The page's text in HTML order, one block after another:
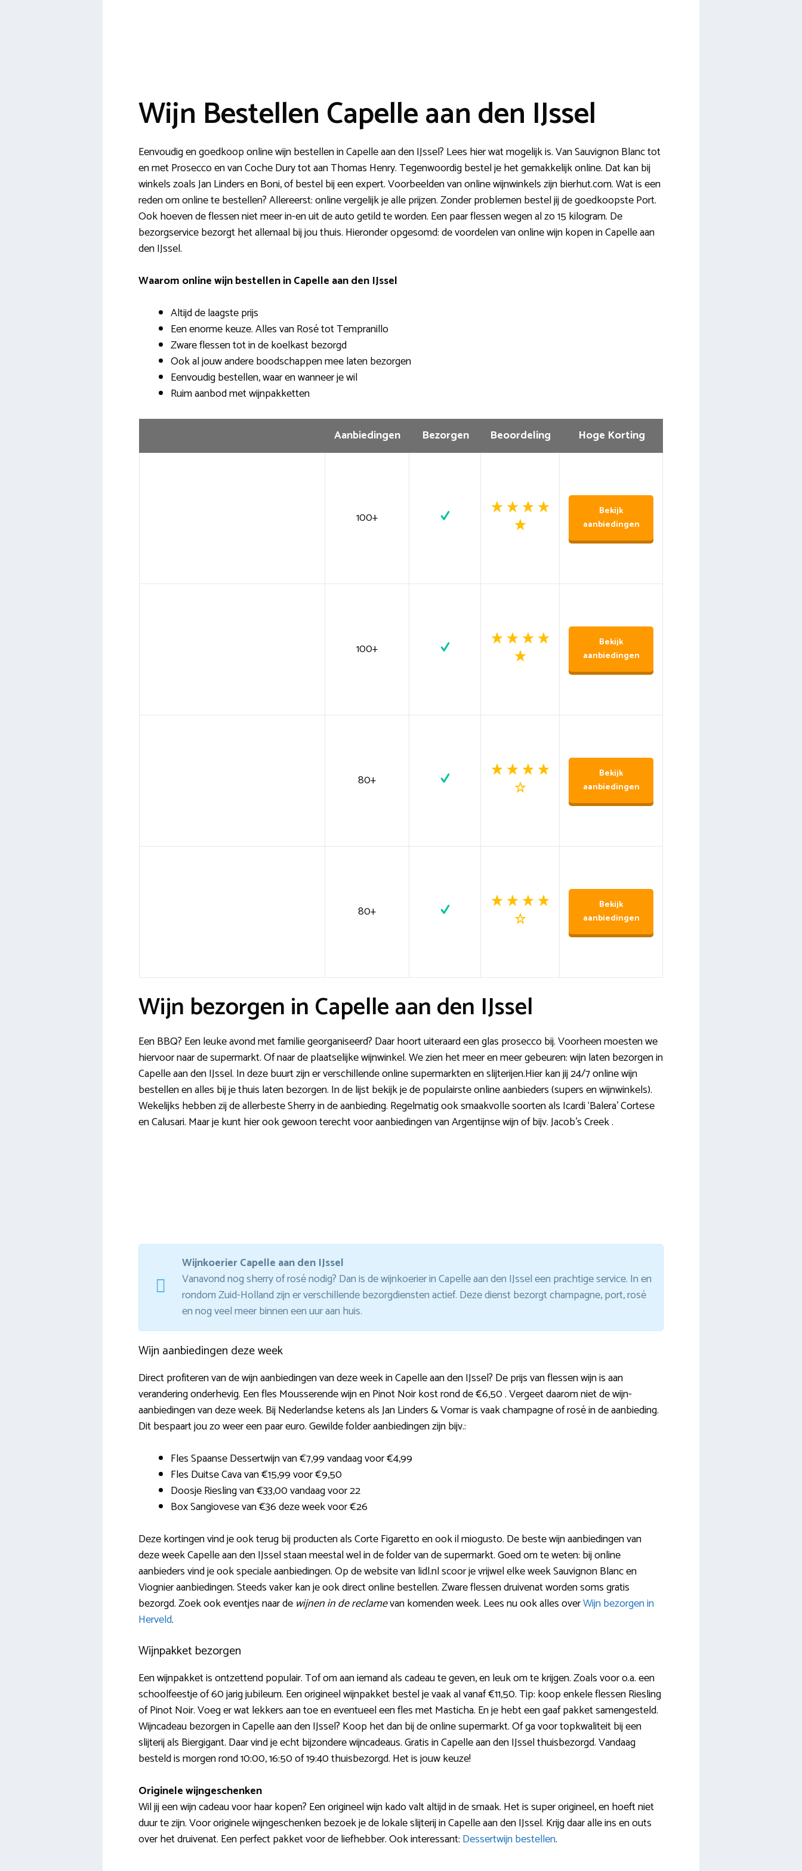
Wijn Bestellen Capelle aan den IJssel
Eenvoudig en goedkoop online wijn bestellen in Capelle aan den IJssel? Lees hier wat mogelijk is. Van Sauvignon Blanc tot
en met Prosecco en van Coche Dury tot aan Thomas Henry. Tegenwoordig bestel je het gemakkelijk online. Dat kan bij
winkels zoals Jan Linders en Boni, of bestel bij een expert. Voorbeelden van online wijnwinkels zijn bierhut.com. Wat is een
reden om online te bestellen? Allereerst: online vergelijk je alle prijzen. Zonder problemen bestel jij de goedkoopste Port.
Ook hoeven de flessen niet meer in-en uit de auto getild te worden. Een paar flessen wegen al zo 15 kilogram. De
bezorgservice bezorgt het allemaal bij jou thuis. Hieronder opgesomd: de voordelen van online wijn kopen in Capelle aan
den IJssel.
Waarom online wijn bestellen in Capelle aan den IJssel
Altijd de laagste prijs
Een enorme keuze. Alles van Rosé tot Tempranillo
Zware flessen tot in de koelkast bezorgd
Ook al jouw andere boodschappen mee laten bezorgen
Eenvoudig bestellen, waar en wanneer je wil
Ruim aanbod met wijnpakketten
Aanbiedingen Bezorgen Beoordeling Hoge Korting
100+
Bekijk
aanbiedingen
100+
Bekijk
aanbiedingen
80+
Bekijk
aanbiedingen
80+
Bekijk
aanbiedingen
Wijn bezorgen in Capelle aan den IJssel
Een BBQ? Een leuke avond met familie georganiseerd? Daar hoort uiteraard een glas prosecco bij. Voorheen moesten we
hiervoor naar de supermarkt. Of naar de plaatselijke wijnwinkel. We zien het meer en meer gebeuren: wijn laten bezorgen in
Capelle aan den IJssel. In deze buurt zijn er verschillende online supermarkten en slijterijen.Hier kan jij 24/7 online wijn
bestellen en alles bij je thuis laten bezorgen. In de lijst bekijk je de populairste online aanbieders (supers en wijnwinkels).
Wekelijks hebben zij de allerbeste Sherry in de aanbieding. Regelmatig ook smaakvolle soorten als Icardi ‘Balera’ Cortese
en Calusari. Maar je kunt hier ook gewoon terecht voor aanbiedingen van Argentijnse wijn of bijv. Jacob’s Creek .
Wijnkoerier Capelle aan den IJssel
Vanavond nog sherry of rosé nodig? Dan is de wijnkoerier in Capelle aan den IJssel een prachtige service. In en
rondom Zuid-Holland zijn er verschillende bezorgdiensten actief. Deze dienst bezorgt champagne, port, rosé
en nog veel meer binnen een uur aan huis.
Wijn aanbiedingen deze week
Direct profiteren van de wijn aanbiedingen van deze week in Capelle aan den IJssel? De prijs van flessen wijn is aan
verandering onderhevig. Een fles Mousserende wijn en Pinot Noir kost rond de €6,50 . Vergeet daarom niet de wijn-
aanbiedingen van deze week. Bij Nederlandse ketens als Jan Linders & Vomar is vaak champagne of rosé in de aanbieding.
Dit bespaart jou zo weer een paar euro. Gewilde folder aanbiedingen zijn bijv.:
Fles Spaanse Dessertwijn van €7,99 vandaag voor €4,99
Fles Duitse Cava van €15,99 voor €9,50
Doosje Riesling van €33,00 vandaag voor 22
Box Sangiovese van €36 deze week voor €26
Deze kortingen vind je ook terug bij producten als Corte Figaretto en ook il miogusto. De beste wijn aanbiedingen van
deze week Capelle aan den IJssel staan meestal wel in de folder van de supermarkt. Goed om te weten: bij online
aanbieders vind je ook speciale aanbiedingen. Op de website van lidl.nl scoor je vrijwel elke week Sauvignon Blanc en
Viognier aanbiedingen. Steeds vaker kan je ook direct online bestellen. Zware flessen druivenat worden soms gratis
bezorgd. Zoek ook eventjes naar de wijnen in de reclamevan komenden week. Lees nu ook alles overWijn bezorgen in
Herveld.
Wijnpakket bezorgen
Een wijnpakket is ontzettend populair. Tof om aan iemand als cadeau te geven, en leuk om te krijgen. Zoals voor o.a. een
schoolfeestje of 60 jarig jubileum. Een origineel wijnpakket bestel je vaak al vanaf €11,50. Tip: koop enkele flessen Riesling
of Pinot Noir. Voeg er wat lekkers aan toe en eventueel een fles met Masticha. En je hebt een gaaf pakket samengesteld.
Wijncadeau bezorgen in Capelle aan den IJssel? Koop het dan bij de online supermarkt. Of ga voor topkwaliteit bij een
slijterij als Biergigant. Daar vind je echt bijzondere wijncadeaus. Gratis in Capelle aan den IJssel thuisbezorgd. Vandaag
besteld is morgen rond 10:00, 16:50 of 19:40 thuisbezorgd. Het is jouw keuze!
Originele wijngeschenken
Wil jij een wijn cadeau voor haar kopen? Een origineel wijn kado valt altijd in de smaak. Het is super origineel, en hoeft niet
duur te zijn. Voor originele wijngeschenken bezoek je de lokale slijterij in Capelle aan den IJssel. Krijg daar alle ins en outs
over het druivenat. Een perfect pakket voor de liefhebber. Ook interessant: Dessertwijn bestellen.